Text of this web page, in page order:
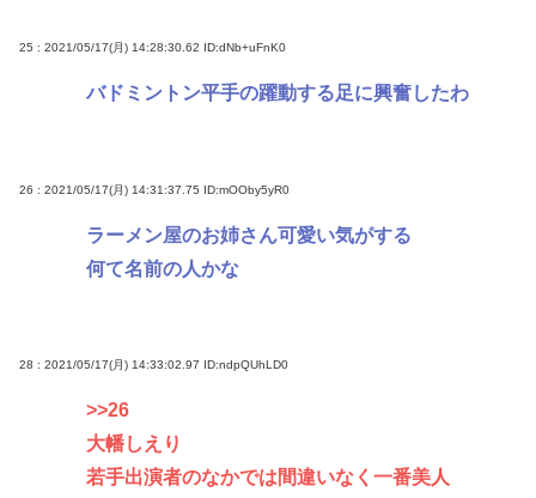
25 : 2021/05/17(月) 14:28:30.62 ID:dNb+uFnK0
バドミントン平手の躍動する足に興奮したわ
26 : 2021/05/17(月) 14:31:37.75 ID:mOOby5yR0
ラーメン屋のお姉さん可愛い気がする
何て名前の人かな
28 : 2021/05/17(月) 14:33:02.97 ID:ndpQUhLD0
>>26
大幡しえり
若手出演者のなかでは間違いなく一番美人